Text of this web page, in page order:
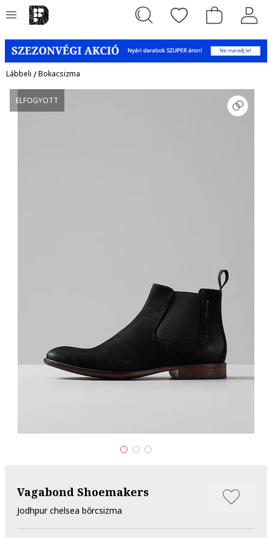
Lábbeli /Bokacsizma
ELFOGYOTT
Vagabond Shoemakers
Jodhpur chelsea bőrcsizma